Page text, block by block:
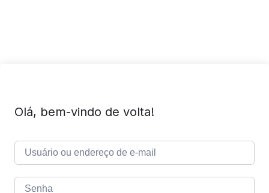
Olá, bem-vindo de volta!